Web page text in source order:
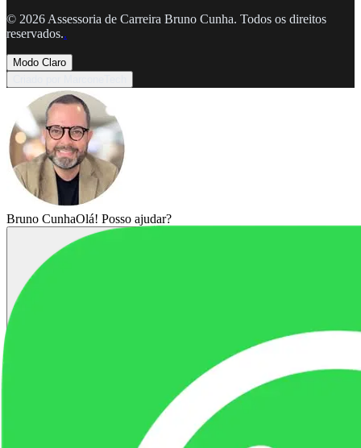
© 2026 Assessoria de Carreira Bruno Cunha. Todos os direitos
reservados..
Modo Claro
Bruno CunhaOlá! Posso ajudar?